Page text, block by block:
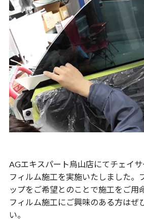
AGエキスパート烏山店にてチェイ
フィルム施工を実施いたしました。
ップをご希望とのことで施工をご用
フィルム施工にご興味のある方はぜ
い。